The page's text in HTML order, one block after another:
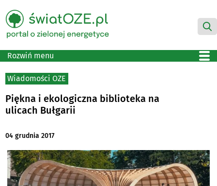
Rozwiń menu
Wiadomości OZE
Piękna i ekologiczna biblioteka na
ulicach Bułgarii
04 grudnia 2017